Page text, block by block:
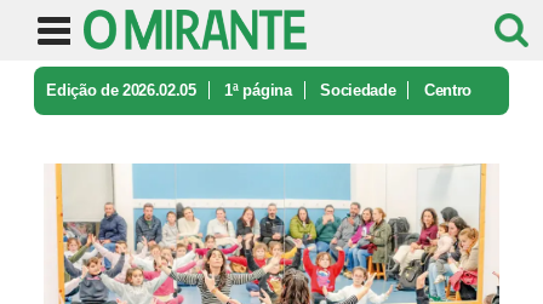
Edição de 2026.02.05 1ª página Sociedade Centro